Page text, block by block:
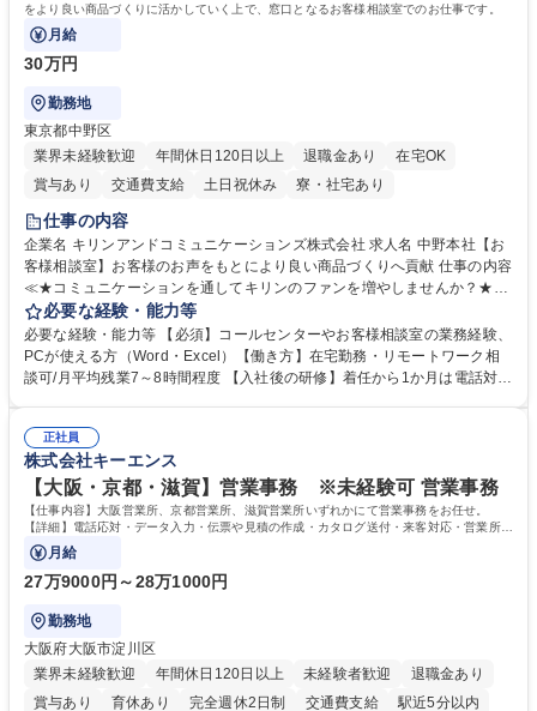
をより良い商品づくりに活かしていく上で、窓口となるお客様相談室でのお仕事です。
月給
30万円
勤務地
東京都中野区
業界未経験歓迎
年間休日120日以上 退職金あり
在宅OK
賞与あり
交通費支給 土日祝休み 寮・社宅あり
仕事の内容
企業名 キリンアンドコミュニケーションズ株式会社 求人名 中野本社【お
客様相談室】お客様のお声をもとにより良い商品づくりへ貢献 仕事の内容
≪★コミュニケーションを通してキリンのファンを増やしませんか？★≫
お客様のお声をより良い商品づくりに活かしていく上で、窓口となるお客
様相談室でのお仕事です。 日々お客様からいただくキリングループへのご
意見を、企業活動に活かしています。お客様からの声に迅速かつ誠意をも
って対応、情報提供するとともにグループ内活動に反映しています。 【具
平均100件前後■メール・手紙：同上40件前後 募集職種 中野本社【お客様
相談室】お客様のお声をもとにより良い商品づくりへ貢献
必要な経験・能力等
必要な経験・能力等 【必須】コールセンターやお客様相談室の業務経験、
PCが使える方（Word・Excel）【働き方】在宅勤務・リモートワーク相
談可/月平均残業7～8時間程度 【入社後の研修】着任から1か月は電話対応
すのでご安心ください。 【当社について】キリングループの広報機能を担
う会社として、お客様との出会いを大切にし、磨き上げたホスピタリティ
を込めてコミュニケーションをとりながら広報関連業務を行っておりま
す。 学歴・資格 学歴：大学院 大学 高専 短大 専修学校 高校 語学力： 資
格：
正社員
株式会社キーエンス
【大阪・京都・滋賀】営業事務 ※未経験可 営業事務
【仕事内容】大阪営業所、京都営業所、滋賀営業所いずれかにて営業事務をお任せ。
【詳細】電話応対・データ入力・伝票や見積の作成・カタログ送付・来客対応・営業所内
で発生する事務業務や業務改善をお任せ。
月給
27万9000円～28万1000円
勤務地
大阪府大阪市淀川区
業界未経験歓迎
年間休日120日以上 未経験者歓迎
退職金あり
賞与あり
育休あり 完全週休2日制 交通費支給
駅近5分以内